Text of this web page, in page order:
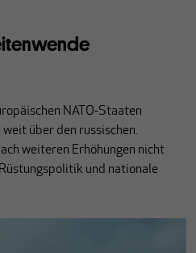
NATO-Staaten
über den russischen.
weiteren Erhöhungen nicht
und nationale